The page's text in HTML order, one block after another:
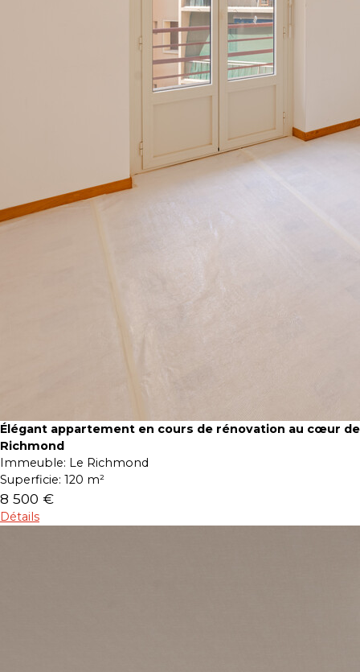
Élégant appartement en cours de rénovation au cœur de
Richmond
Immeuble: Le Richmond
Superficie: 120 m²
8 500 €
Détails